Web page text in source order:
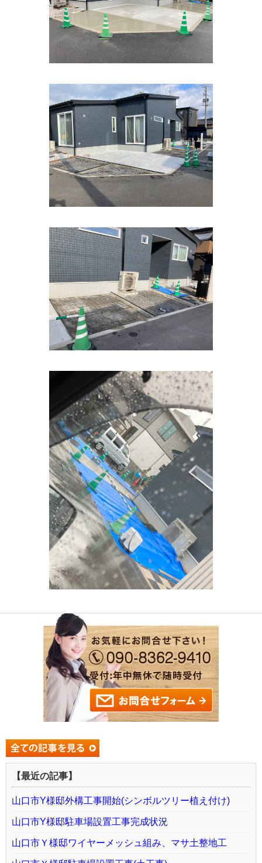
【最近の記事】
山口市Y様邸外構工事開始(シンボルツリー植え付け)
山口市Y様邸駐車場設置工事完成状況
山口市Ｙ様邸ワイヤーメッシュ組み、マサ土整地工